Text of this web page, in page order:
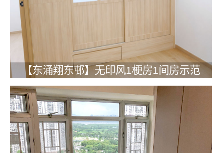
【东涌翔东邨】无印风1梗房1间房示范